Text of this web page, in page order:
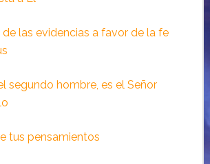
las evidencias a favor de la fe
segundo hombre, es el Señor
tus pensamientos